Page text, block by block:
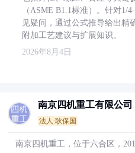
（ASME B1.1标准）。针对1/
见疑问，通过公式推导给出精
附加工艺建议与扩展知识。
2026年8月4日
南京四机重工有限公司
法人:耿保国
南京四机重工，位于六合区，